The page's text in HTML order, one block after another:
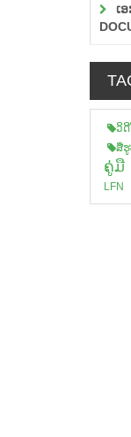
ເ
ວິດີ
ສື
ຄູ່ມື
LFN